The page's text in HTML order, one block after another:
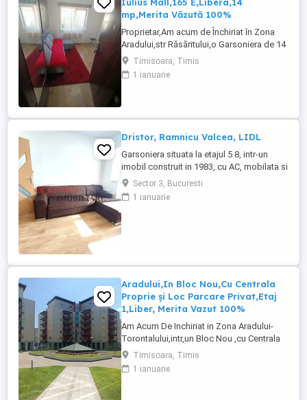
mp,Merita Văzută 100%
Proprietar,Am acum de Închiriat în Zona
Aradului,str Răsăritului,o Garsoniera de 14
mp ,AMENAJATA OK,Mobilata,Utilata
Conform Foto,este formata din camera +
baie vana Proprie ,are Tv,Mașina de
deasupra,intr,un Bloc Civilizat ...
Timisoara, Timis
1 ianuarie
Dristor, Ramnicu Valcea, LIDL
Garsoniera situata la etajul 5 8, intr-un
imobil construit in 1983, cu AC, mobilata si
utilata, bloc mixt. Zona excelenta, 5 minute
pana la metrou. COD A0174
Sector 3, Bucuresti
1 ianuarie
Aradului,In Bloc Nou,Cu Centrala
Proprie și Loc Parcare Privat,Etaj
1,Liber, Merita Vazut 100%
Am Acum De Inchiriat in Zona Aradului-
Torontalului,intr,un Bloc Nou ,cu Centrala
Proprie și Loc Parcare Privat ,la etajul 1, un
Apartament cu 1 camera Confort 1
Decomandat, este Mobilat Frumos,Utilat
Timisoara, Timis
1 ianuarie